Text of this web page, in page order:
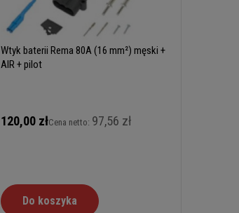
Wtyk baterii Rema 80A (16 mm²) męski +
AIR + pilot
120,00 złCena netto: 97,56 zł
Do koszyka